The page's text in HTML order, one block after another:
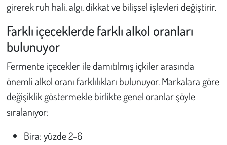
girerek ruh hali, algı, dikkat ve bilişsel işlevleri değiştirir.
Farklı içeceklerde farklı alkol oranları
bulunuyor
Fermente içecekler ile damıtılmış içkiler arasında
önemli alkol oranı farklılıkları bulunuyor. Markalara göre
değişiklik göstermekle birlikte genel oranlar şöyle
sıralanıyor:
Bira: yüzde 2-6